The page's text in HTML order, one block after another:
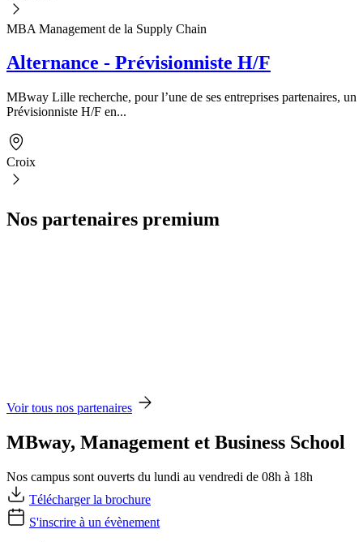
MBA Management de la Supply Chain
Alternance - Prévisionniste H/F
MBway Lille recherche, pour l’une de ses entreprises partenaires, un
Prévisionniste H/F en...
Croix
Nos partenaires premium
Voir tous nos partenaires
MBway, Management et Business School
Nos campus sont ouverts du lundi au vendredi de 08h à 18h
Télécharger la brochure
S'inscrire à un évènement